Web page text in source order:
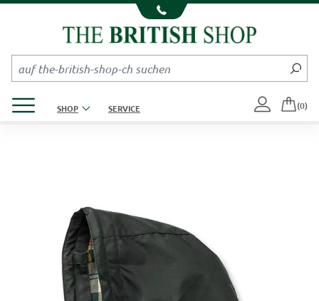
Kompletten Head der Seite überspringen
SHOP SERVICE (0)